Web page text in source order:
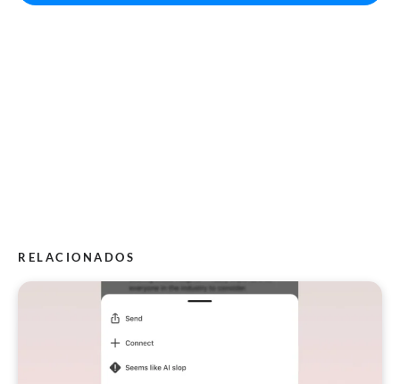
RELACIONADOS